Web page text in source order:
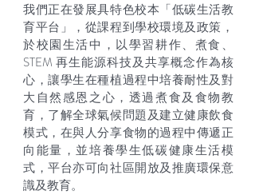
我們正在發展具特色校本「低碳生活教
育平台」，從課程到學校環境及政策，
於校園生活中，以學習耕作、煮食、
STEM 再生能源科技及共享概念作為核
心，讓學生在種植過程中培養耐性及對
大自然感恩之心，透過煮食及食物教
育，了解全球氣候問題及建立健康飲食
模式，在與人分享食物的過程中傳遞正
向能量，並培養學生低碳健康生活模
式，平台亦可向社區開放及推廣環保意
識及教育。